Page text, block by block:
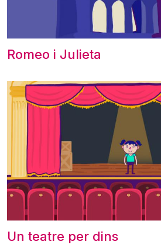
Romeo i Julieta
Un teatre per dins